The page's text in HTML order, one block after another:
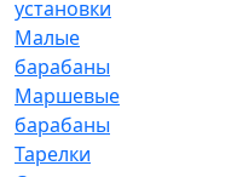
установки
Малые
барабаны
Маршевые
барабаны
Тарелки